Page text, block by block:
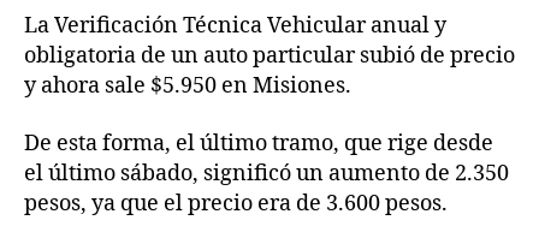
La Verificación Técnica Vehicular anual y
obligatoria de un auto particular subió de precio
y ahora sale $5.950 en Misiones.
De esta forma, el último tramo, que rige desde
el último sábado, significó un aumento de 2.350
pesos, ya que el precio era de 3.600 pesos.